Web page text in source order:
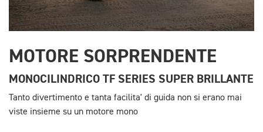
MOTORE SORPRENDENTE
MONOCILINDRICO TF SERIES SUPER BRILLANTE
Tanto divertimento e tanta facilita' di guida non si erano mai
viste insieme su un motore mono